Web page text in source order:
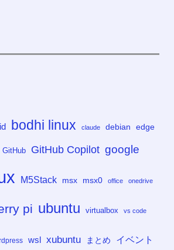
bodhi linux claude debian edge
GitHub GitHub Copilot google
M5Stack msx msx0 office onedrive
pi ubuntu virtualbox vs code
wsl xubuntu まとめ イベント